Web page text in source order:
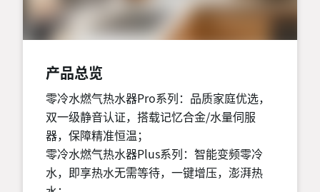
产品总览
零冷水燃气热水器Pro系列：品质家庭优选，
双一级静音认证，搭载记忆合金/水量伺服
器，保障精准恒温；
零冷水燃气热水器Plus系列：智能变频零冷
水，即享热水无需等待，一键增压，澎湃热